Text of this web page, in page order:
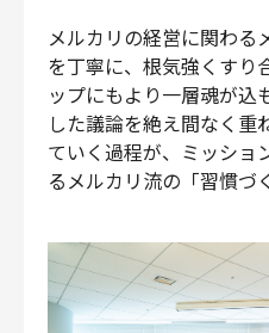
メルカリの経営に関わる
を丁寧に、根気強くすり
ップにもより一層魂が込
した議論を絶え間なく重
ていく過程が、ミッショ
るメルカリ流の「習慣づ